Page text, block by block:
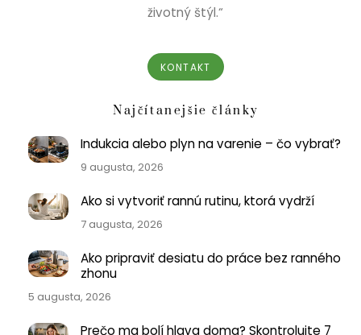
životný štýl.“
KONTAKT
Najčítanejšie články
Indukcia alebo plyn na varenie – čo vybrať?
9 augusta, 2026
Ako si vytvoriť rannú rutinu, ktorá vydrží
7 augusta, 2026
Ako pripraviť desiatu do práce bez ranného
zhonu
5 augusta, 2026
Prečo ma bolí hlava doma? Skontrolujte 7